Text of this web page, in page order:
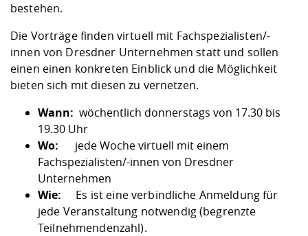
bestehen.
Die Vorträge finden virtuell mit Fachspezialisten/-
innen von Dresdner Unternehmen statt und sollen
einen einen konkreten Einblick und die Möglichkeit
bieten sich mit diesen zu vernetzen.
Wann: wöchentlich donnerstags von 17.30 bis
19.30 Uhr
Wo: jede Woche virtuell mit einem
Fachspezialisten/-innen von Dresdner
Unternehmen
Wie: Es ist eine verbindliche Anmeldung für
jede Veranstaltung notwendig (begrenzte
Teilnehmendenzahl).